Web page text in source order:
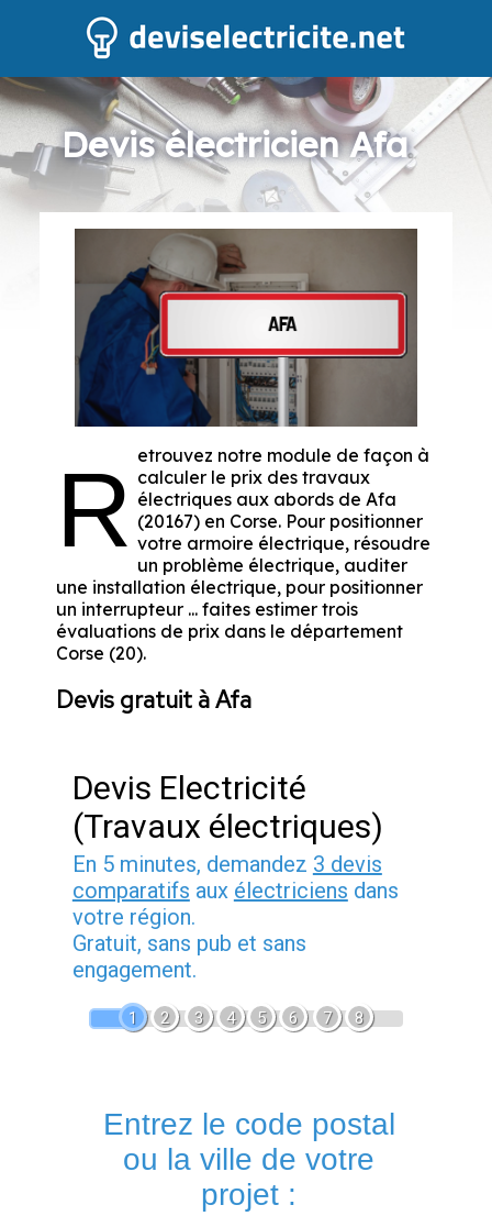
Devis électricien Afa
R etrouvez notre module de façon à
calculer le prix des travaux
électriques aux abords de Afa
(20167) en Corse. Pour positionner
votre armoire électrique, résoudre
un problème électrique, auditer
une installation électrique, pour positionner
un interrupteur ... faites estimer trois
évaluations de prix dans le département
Corse (20).
Devis gratuit à Afa
Devis Electricité
(Travaux électriques)
En 5 minutes, demandez 3 devis
comparatifs aux électriciens dans
votre région.
Gratuit, sans pub et sans
engagement.
1 2 3 4 5 6 7 8
Entrez le code postal
ou la ville de votre
projet :